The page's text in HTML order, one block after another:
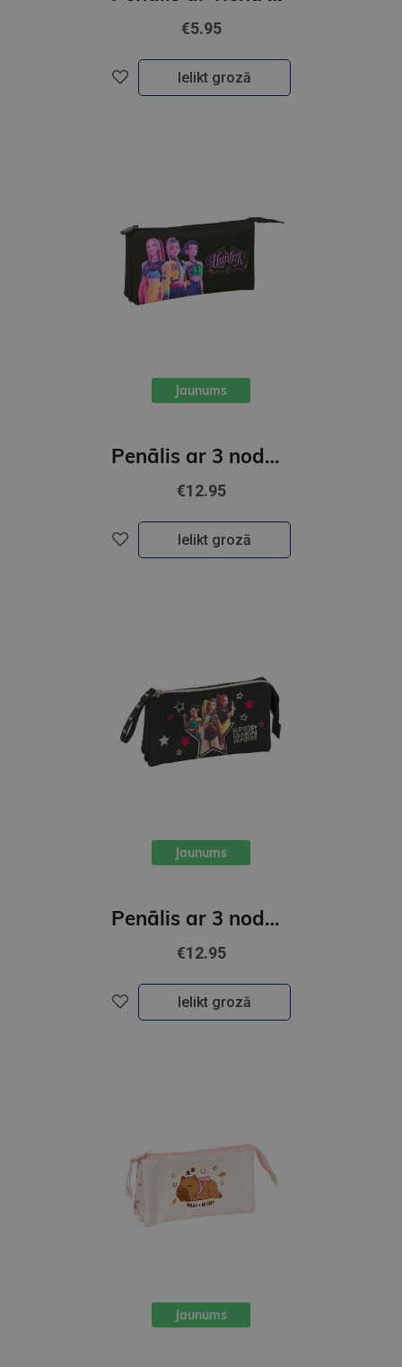
€5.95
Ielikt grozā
Jaunums
Penālis ar 3 nodalījumiem, bez piederumiem, " K-POP "
€12.95
Ielikt grozā
Jaunums
Penālis ar 3 nodalījumiem, bez piederumiem, " K-POP "
€12.95
Ielikt grozā
Jaunums